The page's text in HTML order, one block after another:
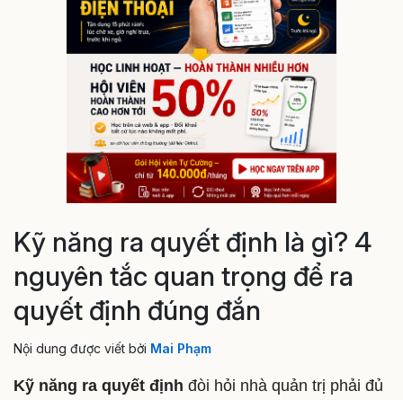
Kỹ năng ra quyết định là gì? 4
nguyên tắc quan trọng để ra
quyết định đúng đắn
Nội dung được viết bởi Mai Phạm
Kỹ năng ra quyết định đòi hỏi nhà quản trị phải đủ